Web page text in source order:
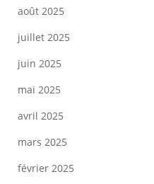
août 2025
juillet 2025
juin 2025
mai 2025
avril 2025
mars 2025
février 2025